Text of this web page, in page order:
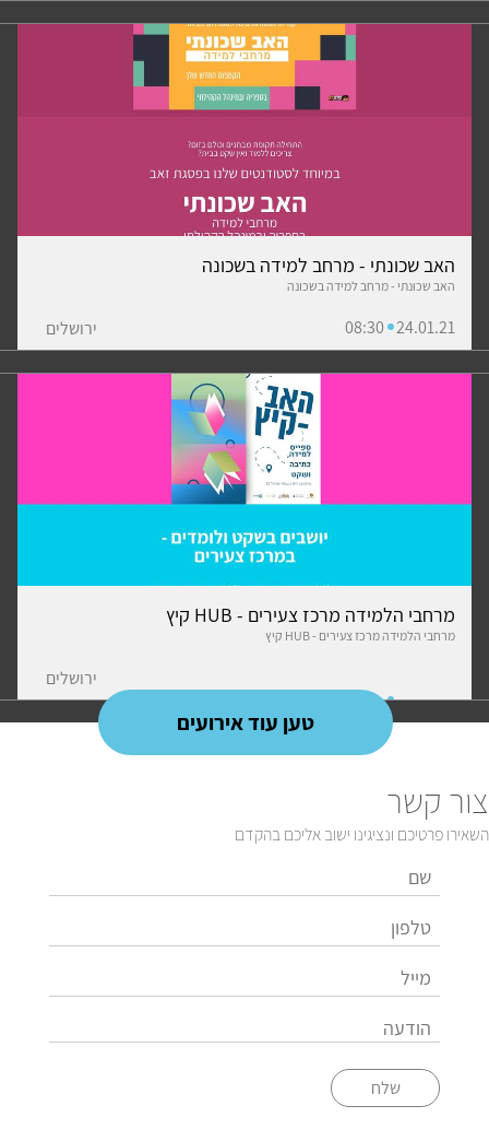
האב שכונתי - מרחב למידה בשכונה
האב שכונתי - מרחב למידה בשכונה
24.01.21
08:30 ירושלים
מרחבי הלמידה מרכז צעירים - HUB קיץ
מרחבי הלמידה מרכז צעירים - HUB קיץ
ירושלים
טען עוד אירועים
צור קשר
השאירו פרטיכם ונציגינו ישוב אליכם בהקדם
שלח